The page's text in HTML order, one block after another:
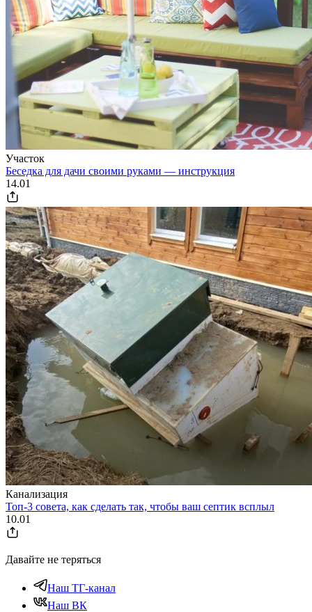
Участок
Беседка для дачи своими руками — инструкция
14.01
Канализация
Топ-3 совета, как сделать так, чтобы ваш септик всплыл
10.01
Давайте не теряться
Наш ТГ-канал
Наш ВК